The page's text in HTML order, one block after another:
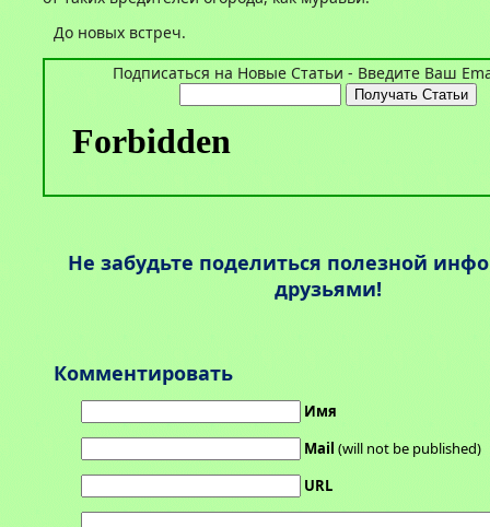
До новых встреч.
Подписаться на Новые Статьи - Введите Ваш
Не забудьте поделиться полезной
друзьями!
Комментировать
Имя
Mail (will not be published)
URL